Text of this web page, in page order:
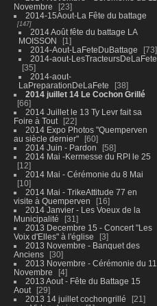
Novembre
23
2014-15Aout-La Fête du battage
147
2014 Août fête du battage LA
MOISSON
1
2014-Aout-LaFeteDuBattage
73
2014-aout-LesTracteursDeLaFete
35
2014-aout-
LaPreparationDeLaFete
38
2014 juillet 14 Le Cochon Grillé
66
2014 Juillet le 13 Ty Levr fait sa
Foire à Tout
22
2014 Expo Photos "Quemperven
au siècle dernier"
60
2014 Juin - Pardon
58
2014 Mai -Kermesse du RPI le 25
12
2014 Mai - Cérémonie du 8 Mai
10
2014 Mai - TrikeAttitude 77 en
visite à Quemperven
16
2014 Janvier - Les Voeux de la
Municipalité
31
2013 Decembre 15 - Concert "Les
Voix d'Elles" à l'église
3
2013 Novembre - Banquet des
Anciens
30
2013 Novembre - Cérémonie du 11
Novembre
4
2013 Aout - Fête du Battage 15
Aout
29
2013 14 juillet cochongrillé
21